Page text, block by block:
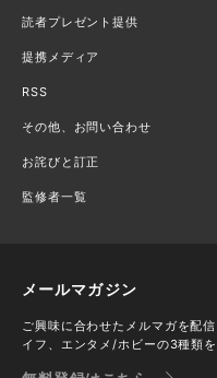
読者プレゼント提供
提携メディア
RSS
その他、お問い合わせ
お詫びと訂正
監修者一覧
メールマガジン
ご興味に合わせたメルマガを配
イフ、エンタメ/ホビーの3種類を